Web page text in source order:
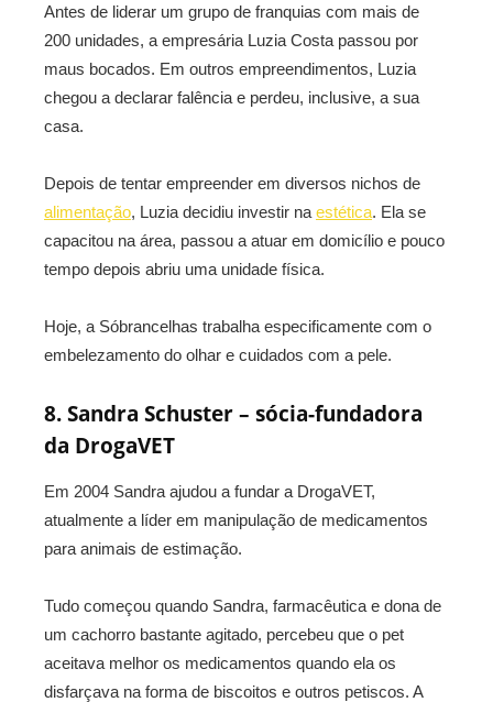
Antes de liderar um grupo de franquias com mais de
200 unidades, a empresária Luzia Costa passou por
maus bocados. Em outros empreendimentos, Luzia
chegou a declarar falência e perdeu, inclusive, a sua
casa.
Depois de tentar empreender em diversos nichos de
alimentação, Luzia decidiu investir na estética. Ela se
capacitou na área, passou a atuar em domicílio e pouco
tempo depois abriu uma unidade física.
Hoje, a Sóbrancelhas trabalha especificamente com o
embelezamento do olhar e cuidados com a pele.
8. Sandra Schuster – sócia-fundadora
da DrogaVET
Em 2004 Sandra ajudou a fundar a DrogaVET,
atualmente a líder em manipulação de medicamentos
para animais de estimação.
Tudo começou quando Sandra, farmacêutica e dona de
um cachorro bastante agitado, percebeu que o pet
aceitava melhor os medicamentos quando ela os
disfarçava na forma de biscoitos e outros petiscos. A